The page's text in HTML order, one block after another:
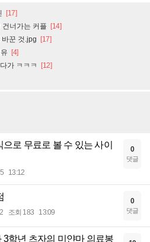
[17]
너가는 커플 [14]
꾼 것.jpg [17]
[4]
가 ㅋㅋㅋ [12]
로 무료로 볼 수 있는 사이
13:12
0
댓글
조회 183 13:09
0
댓글
3학년 츠자의 미얀마 의료봉